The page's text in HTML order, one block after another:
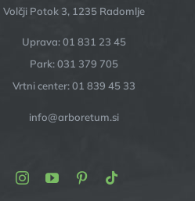
Volčji Potok 3, 1235 Radomlje
Uprava: 01 831 23 45
Park: 031 379 705
Vrtni center: 01 839 45 33
info@arboretum.si
FacebookInstagram
YoutubePinterest